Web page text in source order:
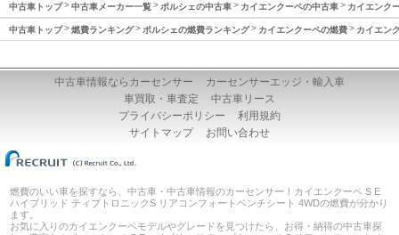
中古車トップ 中古車メーカー一覧 ポルシェの中古車 カイエンクーペの中古車 カイエンク
中古車トップ 燃費ランキング ポルシェの燃費ランキング カイエンクーペの燃費 カイエン
中古車情報ならカーセンサー
カーセンサーエッジ・輸入車
車買取・車査定
中古車リース
プライバシーポリシー
利用規約
サイトマップ
お問い合わせ
燃費のいい車を探すなら、中古車・中古車情報のカーセンサー！カイエンクーペ S E
ハイブリッド ティプトロニックS リアコンフォートベンチシート 4WDの燃費が分かり
ます。
お気に入りのカイエンクーペモデルやグレードを見つけたら、お得・納得の中古車探